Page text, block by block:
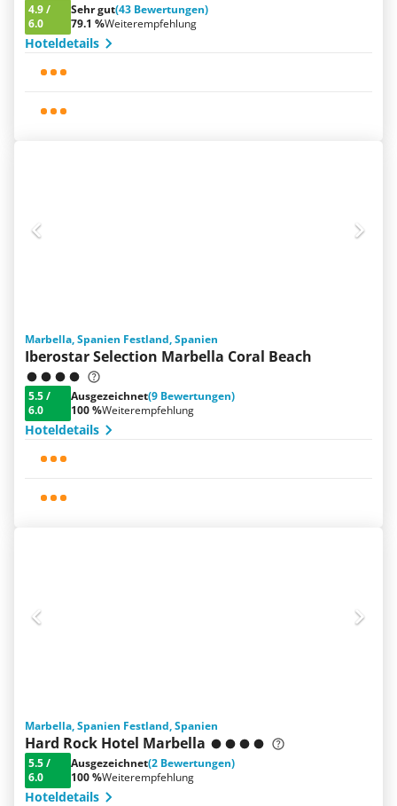
4.9/
6.0
Sehr gut(43 Bewertungen)
79.1 %Weiterempfehlung
Hoteldetails
Marbella, Spanien Festland, Spanien
Iberostar Selection Marbella Coral Beach
5.5/
6.0
Ausgezeichnet(9 Bewertungen)
100 %Weiterempfehlung
Hoteldetails
Marbella, Spanien Festland, Spanien
Hard Rock Hotel Marbella
5.5/
6.0
Ausgezeichnet(2 Bewertungen)
100 %Weiterempfehlung
Hoteldetails